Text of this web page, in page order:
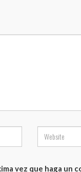
vez que haga un